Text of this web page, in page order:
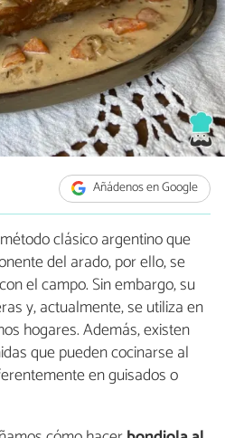
Añádenos en Google
clásico argentino que
del arado, por ello, se
el campo. Sin embargo, su
y, actualmente, se utiliza en
hogares. Además, existen
que pueden cocinarse al
en guisados o